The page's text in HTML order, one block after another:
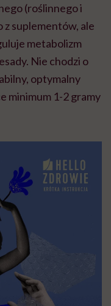
(roślinnego i
z suplementów, ale
metabolizm
Nie chodzi o
optymalny
minimum 1-2 gramy